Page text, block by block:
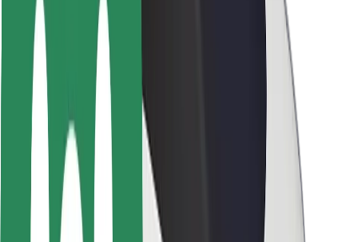
Keleivių saugumas
Vairuotojų saugumas
Paspirtukų saugumas
Saugumo laboratorija
Miestai
Vietovės
Sprendimai miestams